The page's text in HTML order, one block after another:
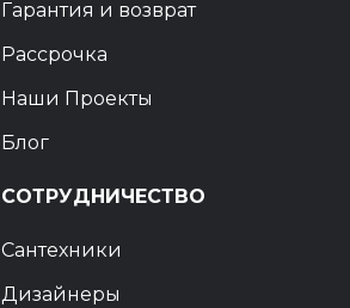
Гарантия и возврат
Рассрочка
Наши Проекты
Блог
СОТРУДНИЧЕСТВО
Сантехники
Дизайнеры